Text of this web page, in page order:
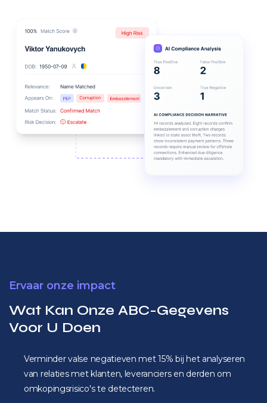
Ervaar onze impact
Wat Kan Onze ABC-Gegevens
Voor U Doen
Verminder valse negatieven met 15% bij het analyseren
van relaties met klanten, leveranciers en derden om
omkopingsrisico's te detecteren.